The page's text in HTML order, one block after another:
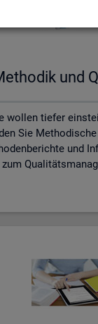
und
wollen tiefer
Sie
und
zum